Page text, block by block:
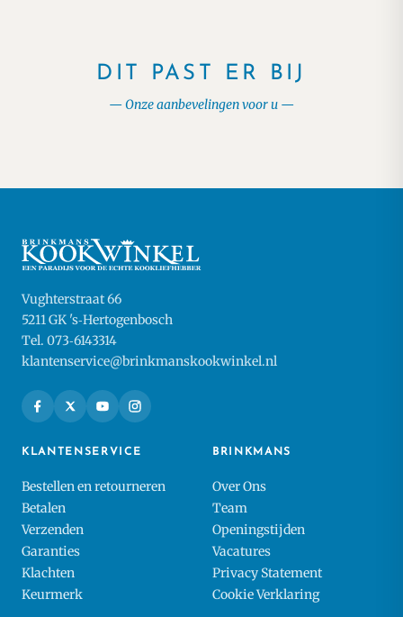
DIT PAST ER BIJ
Onze aanbevelingen voor u
Vughterstraat 66
5211 GK 's‑Hertogenbosch
Tel. 073‑6143314
klantenservice@brinkmanskookwinkel.nl
KLANTENSERVICE
Bestellen en retourneren
Betalen
Verzenden
Garanties
Klachten
Keurmerk
BRINKMANS
Over Ons
Team
Openingstijden
Vacatures
Privacy Statement
Cookie Verklaring